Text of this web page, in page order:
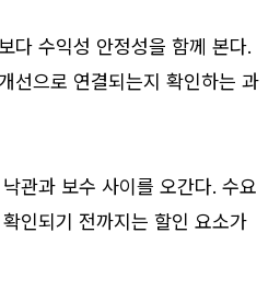
다 수익성 안정성을 함께 본다.
선으로 연결되는지 확인하는 과
관과 보수 사이를 오간다. 수요
인되기 전까지는 할인 요소가